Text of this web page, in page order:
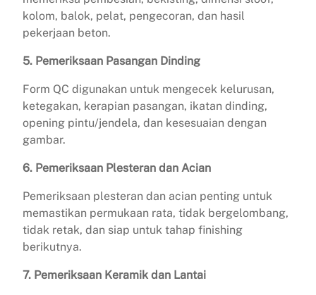
kolom, balok, pelat, pengecoran, dan hasil
pekerjaan beton.
5. Pemeriksaan Pasangan Dinding
Form QC digunakan untuk mengecek kelurusan,
ketegakan, kerapian pasangan, ikatan dinding,
opening pintu/jendela, dan kesesuaian dengan
gambar.
6. Pemeriksaan Plesteran dan Acian
Pemeriksaan plesteran dan acian penting untuk
memastikan permukaan rata, tidak bergelombang,
tidak retak, dan siap untuk tahap finishing
berikutnya.
7. Pemeriksaan Keramik dan Lantai